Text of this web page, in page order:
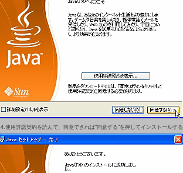
4.使用許諾契約を読んで、同意できれば"同意する"を押してインストールする